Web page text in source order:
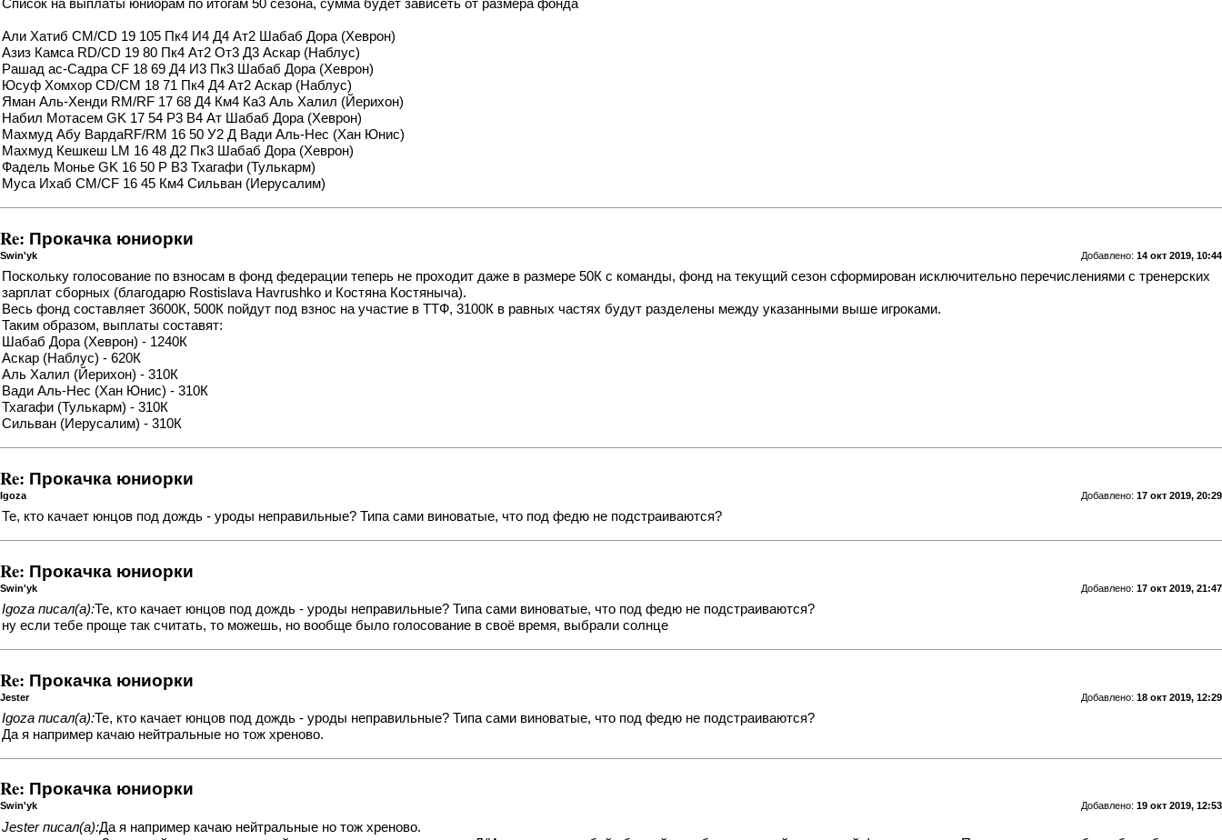
Список на выплаты юниорам по итогам 50 сезона, сумма будет зависеть от размера фонда
Али Хатиб CM/CD 19 105 Пк4 И4 Д4 Ат2 Шабаб Дора (Хеврон)
Азиз Камса RD/CD 19 80 Пк4 Ат2 От3 Д3 Аскар (Наблус)
Рашад ас-Садра CF 18 69 Д4 И3 Пк3 Шабаб Дора (Хеврон)
Юсуф Хомхор CD/CM 18 71 Пк4 Д4 Ат2 Аскар (Наблус)
Яман Аль-Хенди RM/RF 17 68 Д4 Км4 Ка3 Аль Халил (Йерихон)
Набил Мотасем GK 17 54 Р3 В4 Ат Шабаб Дора (Хеврон)
Махмуд Абу ВардаRF/RM 16 50 У2 Д Вади Аль-Нес (Хан Юнис)
Махмуд Кешкеш LM 16 48 Д2 Пк3 Шабаб Дора (Хеврон)
Фадель Монье GK 16 50 Р В3 Тхагафи (Тулькарм)
Муса Ихаб CM/CF 16 45 Км4 Сильван (Иерусалим)
Re: Прокачка юниорки
Добавлено: 14 окт 2019, 10:44
Swin'yk
Поскольку голосование по взносам в фонд федерации теперь не проходит даже в размере 50К с команды, фонд на текущий сезон сформирован исключительно перечислениями с тренерских
зарплат сборных (благодарю Rostislavа Havrushko и Костяна Костяныча).
Весь фонд составляет 3600К, 500К пойдут под взнос на участие в ТТФ, 3100К в равных частях будут разделены между указанными выше игроками.
Таким образом, выплаты составят:
Шабаб Дора (Хеврон) - 1240К
Аскар (Наблус) - 620К
Аль Халил (Йерихон) - 310К
Вади Аль-Нес (Хан Юнис) - 310К
Тхагафи (Тулькарм) - 310К
Сильван (Иерусалим) - 310К
Re: Прокачка юниорки
Добавлено: 17 окт 2019, 20:29
Igoza
Те, кто качает юнцов под дождь - уроды неправильные? Типа сами виноватые, что под федю не подстраиваются?
Re: Прокачка юниорки
Добавлено: 17 окт 2019, 21:47
Swin'yk
Igoza писал(а):Те, кто качает юнцов под дождь - уроды неправильные? Типа сами виноватые, что под федю не подстраиваются?
ну если тебе проще так считать, то можешь, но вообще было голосование в своё время, выбрали солнце
Re: Прокачка юниорки
Добавлено: 18 окт 2019, 12:29
Jester
Igoza писал(а):Те, кто качает юнцов под дождь - уроды неправильные? Типа сами виноватые, что под федю не подстраиваются?
Да я например качаю нейтральные но тож хреново.
Re: Прокачка юниорки
Добавлено: 19 окт 2019, 12:53
Swin'yk
Jester писал(а):Да я например качаю нейтральные но тож хреново.